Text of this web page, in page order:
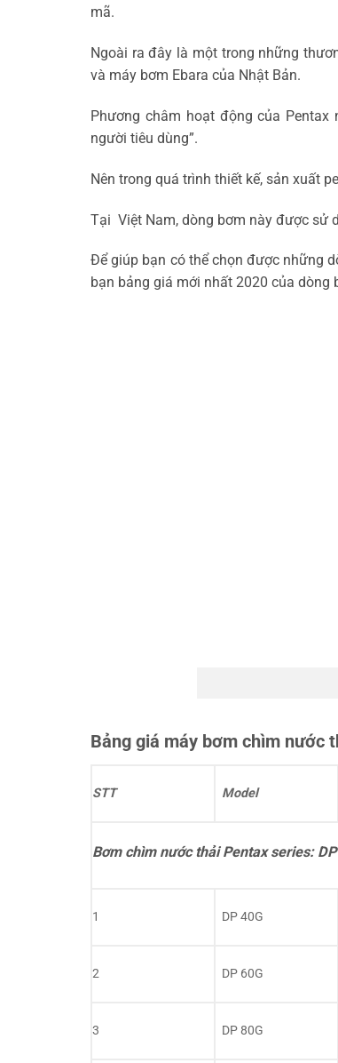
mã.
Ngoài ra đây là một trong những
và máy bơm Ebara của Nhật Bản.
Phương châm hoạt động của
người tiêu dùng”.
Nên trong quá trình thiết kế, sản xuất
Tại Việt Nam, dòng bơm này được sử
Để giúp bạn có thể chọn được những
bạn bảng giá mới nhất 2020 của dòng
Bảng giá máy bơm chìm nước
STT Model
Bơm chìm nước thải Pentax series:
1 DP 40G
2 DP 60G
3 DP 80G